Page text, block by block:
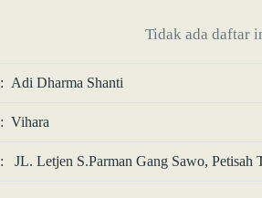
Tidak ada daftar
: Adi Dharma Shanti
: Vihara
: JL. Letjen S.Parman Gang Sawo, Petisah